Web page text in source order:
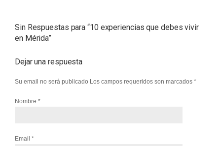
Sin Respuestas para “10 experiencias que debes vivir
en Mérida”
Dejar una respuesta
Su email no será publicado Los campos requeridos son marcados *
Nombre *
Email *